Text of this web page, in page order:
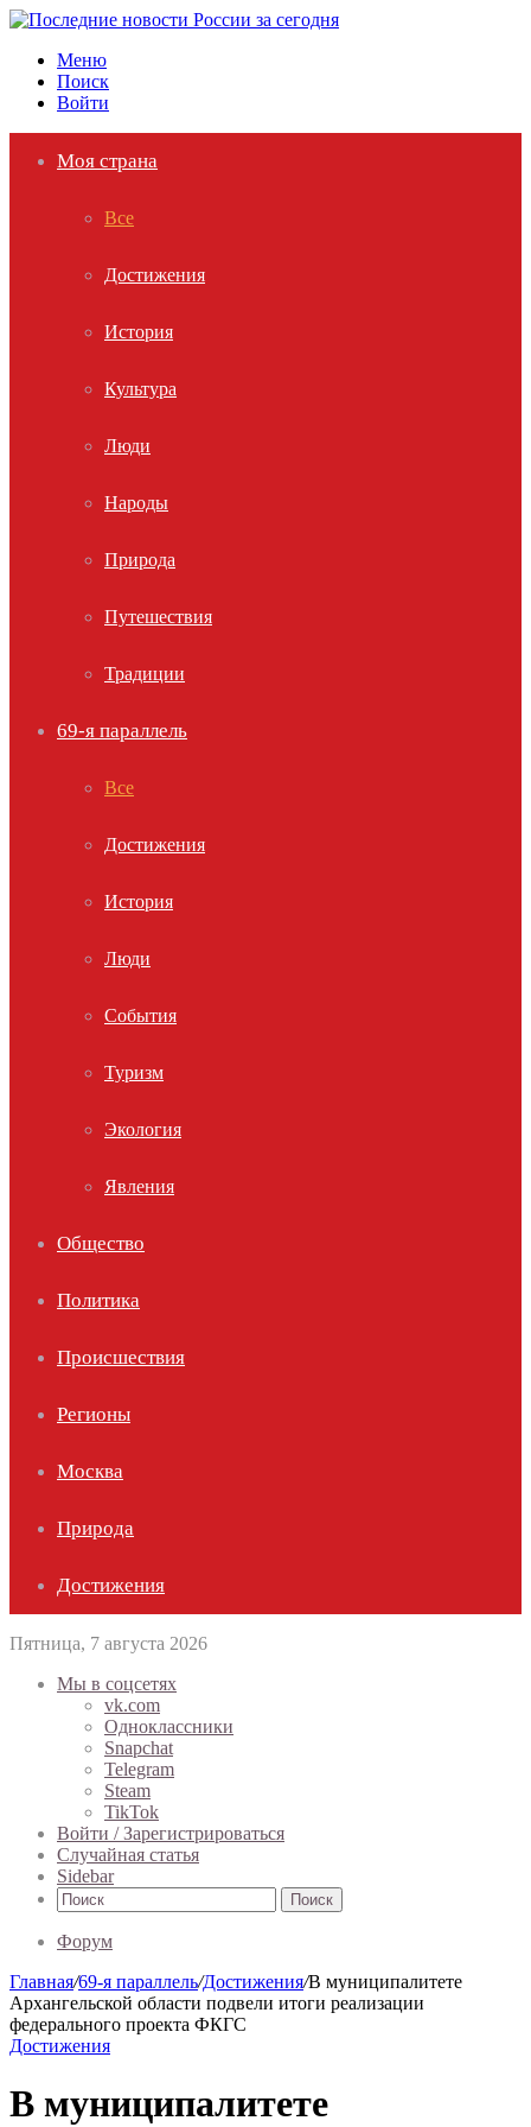
Меню
Поиск
Войти
Моя страна
Все
Достижения
История
Культура
Люди
Народы
Природа
Путешествия
Традиции
69-я параллель
Все
Достижения
История
Люди
События
Туризм
Экология
Явления
Общество
Политика
Происшествия
Регионы
Москва
Природа
Достижения
Пятница, 7 августа 2026
Мы в соцсетях
vk.com
Одноклассники
Snapchat
Telegram
Steam
TikTok
Войти / Зарегистрироваться
Случайная статья
Sidebar
Поиск
Форум
Главная/69-я параллель/Достижения/В муниципалитете
Архангельской области подвели итоги реализации
федерального проекта ФКГС
Достижения
В муниципалитете